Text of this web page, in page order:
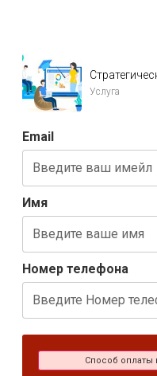
Услуга
Email
Имя
Номер телефона
Способ оплаты